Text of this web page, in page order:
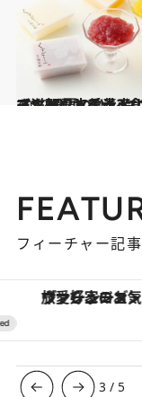
2022.7.22
【滋賀県】手土産にもおすすめ 夏のひんやりスイーツ3選 ぷるぷる食感のフルーツ水羊羹
グルメ
フィーチャー記事
ヴァシュロン・コンスタンタン「オーヴァー
3 / 5